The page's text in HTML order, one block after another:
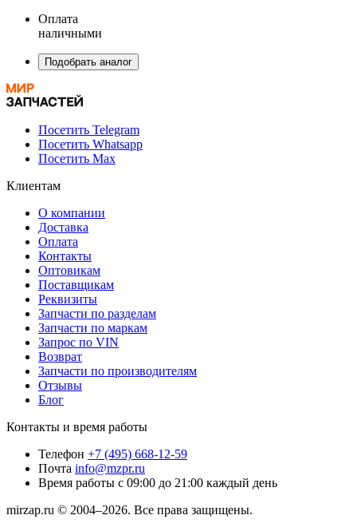
Оплата
наличными
Подобрать аналог
Посетить Telegram
Посетить Whatsapp
Посетить Max
Клиентам
О компании
Доставка
Оплата
Контакты
Оптовикам
Поставщикам
Реквизиты
Запчасти по разделам
Запчасти по маркам
Запрос по VIN
Возврат
Запчасти по производителям
Отзывы
Блог
Контакты и время работы
Телефон +7 (495) 668-12-59
Почта info@mzpr.ru
Время работы с 09:00 до 21:00 каждый день
mirzap.ru © 2004–2026. Все права защищены.